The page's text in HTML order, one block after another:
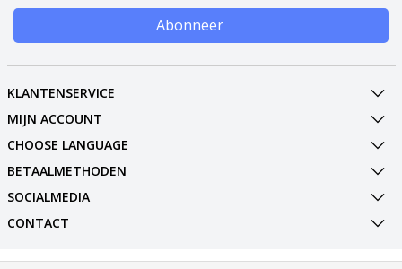
Abonneer
KLANTENSERVICE
MIJN ACCOUNT
CHOOSE LANGUAGE
BETAALMETHODEN
SOCIALMEDIA
CONTACT